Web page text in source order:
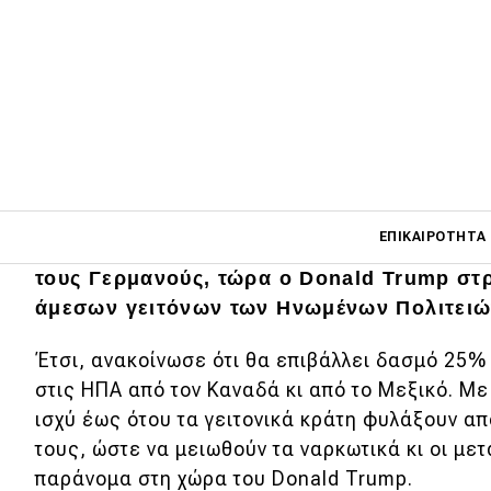
ΕΠΙΚΑΙΡΌΤΗΤΑ
Επικαιρότητα
Νέα μοντέλα
Πρωτότυπα
Ελλάδα
Έχει πάρει φόρα και δεν τον σταματά
τους Γερμανούς, τώρα ο Donald Trump
άμεσων γειτόνων των Ηνωμένων
Έτσι, ανακοίνωσε ότι θα επιβάλλει δασμό
στις ΗΠΑ από τον Καναδά κι από το Μεξικό. Με
ισχύ έως ότου τα γειτονικά κράτη φυλάξουν
τους, ώστε να μειωθούν τα ναρκωτικά κι οι
παράνομα στη χώρα του Donald Trump.